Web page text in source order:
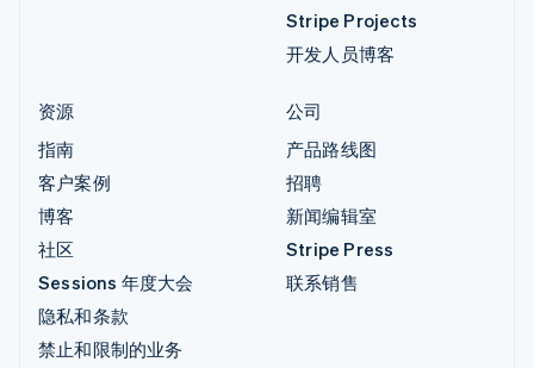
Stripe Projects
开发人员博客
资源
指南
客户案例
博客
社区
Sessions 年度大会
隐私和条款
禁止和限制的业务
公司
产品路线图
招聘
新闻编辑室
Stripe Press
联系销售